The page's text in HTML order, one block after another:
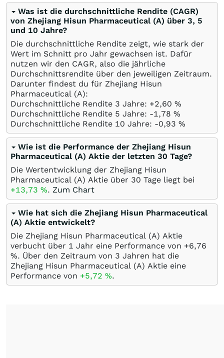
Was ist die durchschnittliche Rendite (CAGR)
von Zhejiang Hisun Pharmaceutical (A) über 3, 5
und 10 Jahre?
Die durchschnittliche Rendite zeigt, wie stark der
Wert im Schnitt pro Jahr gewachsen ist. Dafür
nutzen wir den CAGR, also die jährliche
Durchschnittsrendite über den jeweiligen Zeitraum.
Darunter findest du für Zhejiang Hisun
Pharmaceutical (A):
Durchschnittliche Rendite 3 Jahre: +2,60 %
Durchschnittliche Rendite 5 Jahre: -1,78 %
Durchschnittliche Rendite 10 Jahre: -0,93 %
Wie ist die Performance der Zhejiang Hisun
Pharmaceutical (A) Aktie der letzten 30 Tage?
Die Wertentwicklung der Zhejiang Hisun
Pharmaceutical (A) Aktie über 30 Tage liegt bei
+13,73 %. Zum Chart
Wie hat sich die Zhejiang Hisun Pharmaceutical
(A) Aktie entwickelt?
Die Zhejiang Hisun Pharmaceutical (A) Aktie
verbucht über 1 Jahr eine Performance von +6,76
%. Über den Zeitraum von 3 Jahren hat die
Zhejiang Hisun Pharmaceutical (A) Aktie eine
Performance von +5,72 %.